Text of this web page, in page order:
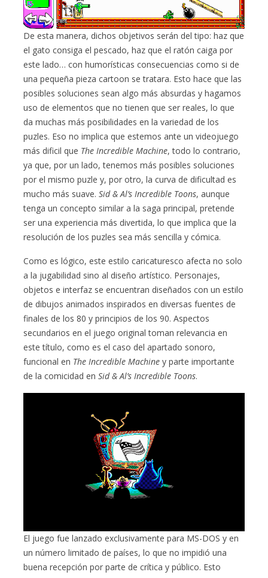
De esta manera, dichos objetivos serán del tipo: haz que
el gato consiga el pescado, haz que el ratón caiga por
este lado… con humorísticas consecuencias como si de
una pequeña pieza cartoon se tratara. Esto hace que las
posibles soluciones sean algo más absurdas y hagamos
uso de elementos que no tienen que ser reales, lo que
da muchas más posibilidades en la variedad de los
puzles. Eso no implica que estemos ante un videojuego
más dificil que The Incredible Machine, todo lo contrario,
ya que, por un lado, tenemos más posibles soluciones
por el mismo puzle y, por otro, la curva de dificultad es
mucho más suave.Sid & Al’s Incredible Toons, aunque
tenga un concepto similar a la saga principal, pretende
ser una experiencia más divertida, lo que implica que la
resolución de los puzles sea más sencilla y cómica.
Como es lógico, este estilo caricaturesco afecta no solo
a la jugabilidad sino al diseño artístico. Personajes,
objetos e interfaz se encuentran diseñados con un estilo
de dibujos animados inspirados en diversas fuentes de
finales de los 80 y principios de los 90. Aspectos
secundarios en el juego original toman relevancia en
este título, como es el caso del apartado sonoro,
funcional en The Incredible Machine y parte importante
de la comicidad enSid & Al’s Incredible Toons.
El juego fue lanzado exclusivamente para MS-DOS y en
un número limitado de países, lo que no impidió una
buena recepción por parte de crítica y público. Esto